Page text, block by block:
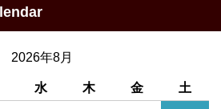
2026年8月
水 木 金 土